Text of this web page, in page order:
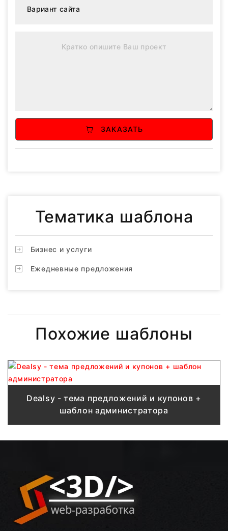
ЗАКАЗАТЬ
Тематика шаблона
Бизнес и услуги
Ежедневные предложения
Похожие шаблоны
Dealsy - тема предложений и купонов +
шаблон администратора